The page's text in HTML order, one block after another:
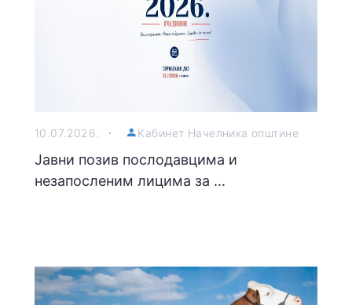
10.07.2026. Kабинет Начелника општине
Јавни позив послодавцима и
незапосленим лицима за ...